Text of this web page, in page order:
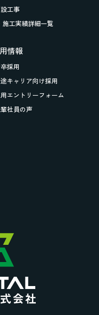
工事
施工実績詳細一覧
情報
採用
キャリア向け採用
エントリーフォーム
社員の声